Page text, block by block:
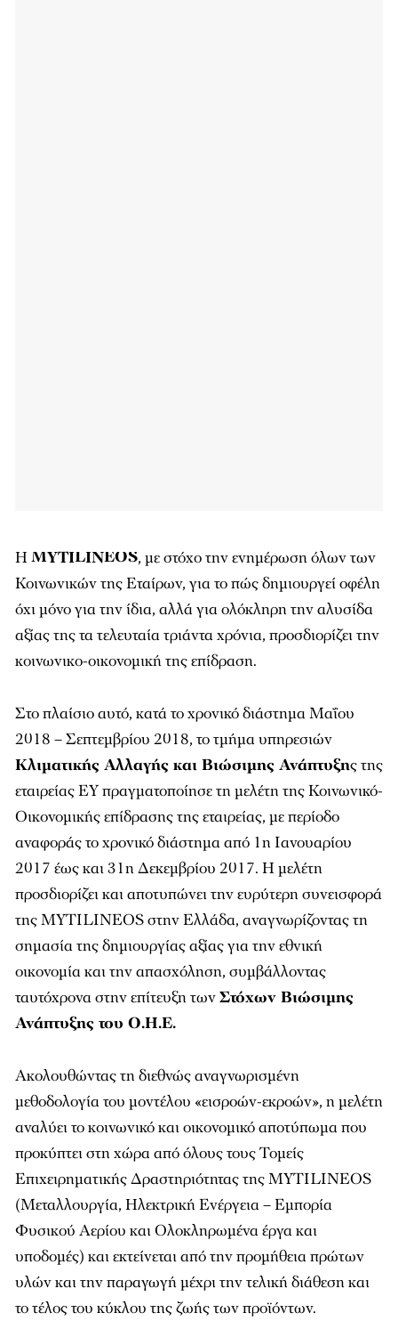
ΗMYTILINEOS, με στόχο την ενημέρωση όλων των
Κοινωνικών της Εταίρων, για το πώς δημιουργεί οφέλη
όχι μόνο για την ίδια, αλλά για ολόκληρη την αλυσίδα
αξίας της τα τελευταία τριάντα χρόνια, προσδιορίζει την
κοινωνικο-οικονομική της επίδραση.
Στο πλαίσιο αυτό, κατά το χρονικό διάστημα Μαΐου
2018 – Σεπτεμβρίου 2018, το τμήμα υπηρεσιών
Κλιματικής Αλλαγής και Βιώσιμης Ανάπτυξης της
εταιρείας ΕΥ πραγματοποίησε τη μελέτη της Κοινωνικό-
Οικονομικής επίδρασης της εταιρείας, με περίοδο
αναφοράς το χρονικό διάστημα από 1η Ιανουαρίου
2017 έως και 31η Δεκεμβρίου 2017. H μελέτη
προσδιορίζει και αποτυπώνει την ευρύτερη συνεισφορά
της MYTILINEOS στην Ελλάδα, αναγνωρίζοντας τη
σημασία της δημιουργίας αξίας για την εθνική
οικονομία και την απασχόληση, συμβάλλοντας
ταυτόχρονα στην επίτευξη τωνΣτόχων Βιώσιμης
Ανάπτυξης του Ο.Η.Ε.
Ακολουθώντας τη διεθνώς αναγνωρισμένη
μεθοδολογία του μοντέλου «εισροών-εκροών», η μελέτη
αναλύει το κοινωνικό και οικονομικό αποτύπωμα που
προκύπτει στη χώρα από όλους τους Τομείς
Επιχειρηματικής Δραστηριότητας της MYTILINEOS
(Μεταλλουργία, Ηλεκτρική Ενέργεια – Εμπορία
Φυσικού Αερίου και Ολοκληρωμένα έργα και
υποδομές) και εκτείνεται από την προμήθεια πρώτων
υλών και την παραγωγή μέχρι την τελική διάθεση και
το τέλος του κύκλου της ζωής των προϊόντων.